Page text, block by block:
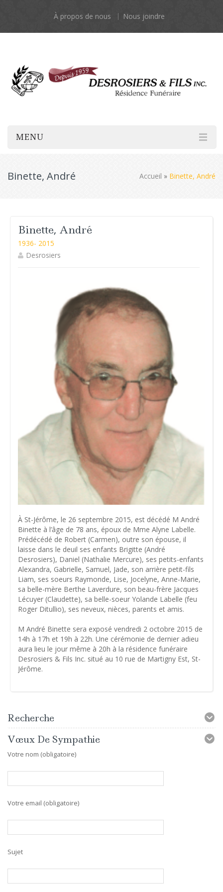
À propos de nous Nous joindre
MENU
Binette, André Accueil » Binette, André
Binette, André
1936- 2015
Desrosiers
À St-Jérôme, le 26 septembre 2015, est décédé M André
Binette à l’âge de 78 ans, époux de Mme Alyne Labelle.
Prédécédé de Robert (Carmen), outre son épouse, il
laisse dans le deuil ses enfants Brigitte (André
Desrosiers), Daniel (Nathalie Mercure), ses petits-enfants
Alexandra, Gabrielle, Samuel, Jade, son arrière petit-fils
Liam, ses soeurs Raymonde, Lise, Jocelyne, Anne-Marie,
sa belle-mère Berthe Laverdure, son beau-frère Jacques
Lécuyer (Claudette), sa belle-soeur Yolande Labelle (feu
Roger Ditullio), ses neveux, nièces, parents et amis.
M André Binette sera exposé vendredi 2 octobre 2015 de
14h à 17h et 19h à 22h. Une cérémonie de dernier adieu
aura lieu le jour même à 20h à la résidence funéraire
Desrosiers & Fils Inc. situé au 10 rue de Martigny Est, St-
Jérôme.
Recherche
Vœux De Sympathie
Votre nom (obligatoire)
Votre email (obligatoire)
Sujet